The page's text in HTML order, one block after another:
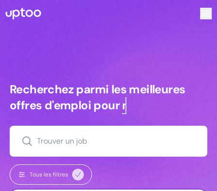
Recherchez parmi les meilleures
Recherchez parmi les meilleures
offres d'emploi pourmanagers
Trouver un job
Tous les filtres